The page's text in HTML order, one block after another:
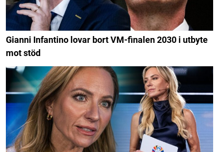
Gianni Infantino lovar bort VM-finalen 2030 i utbyte
mot stöd